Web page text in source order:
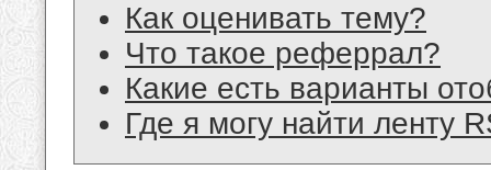
Как оценивать тему?
Что такое реферрал?
Какие есть варианты
Где я могу найти ленту